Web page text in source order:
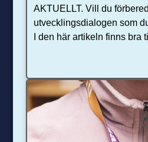
AKTUELLT. Vill du
utvecklingsdialogen som
I den här artikeln finns bra